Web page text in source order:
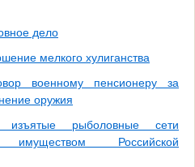
дело
мелкого хулиганства
военному пенсионеру за
оружия
рыболовные сети
имуществом Российской